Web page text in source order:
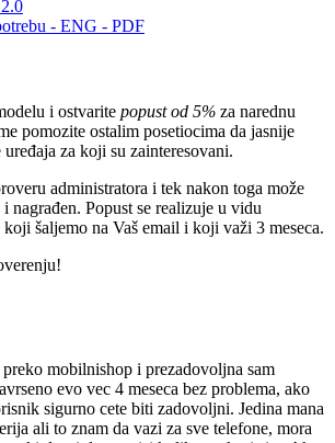
- ENG - PDF
i ostvarite popust od 5% za narednu
pomozite ostalim posetiocima da jasnije
za koji su zainteresovani.
administratora i tek nakon toga može
nagrađen. Popust se realizuje u vidu
šaljemo na Vaš email i koji važi 3 meseca.
mobilnishop i prezadovoljna sam
evo vec 4 meseca bez problema, ako
sigurno cete biti zadovoljni. Jedina mana
ali to znam da vazi za sve telefone, mora